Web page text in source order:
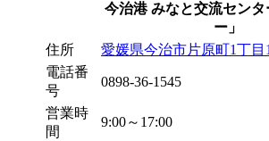
今治港 みなと交流センタ
ー」
住所
愛媛県今治市片原町1丁目
電話番
号
0898-36-1545
営業時
間
9:00～17:00